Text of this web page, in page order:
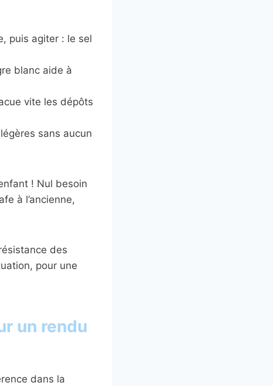
puis agiter : le sel
blanc aide à
vite les dépôts
sans aucun
! Nul besoin
à l’ancienne,
des
pour une
un rendu
dans la